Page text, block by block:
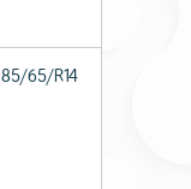
65/R14